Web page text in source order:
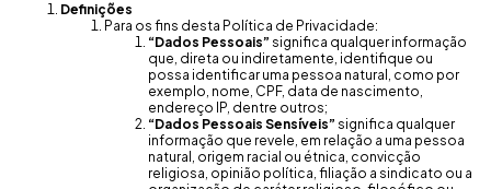
Definições
Para os fins desta Política de Privacidade:
“Dados Pessoais” significa qualquer informação
que, direta ou indiretamente, identifique ou
possa identificar uma pessoa natural, como por
exemplo, nome, CPF, data de nascimento,
endereço IP, dentre outros;
“Dados Pessoais Sensíveis” significa qualquer
informação que revele, em relação a uma pessoa
natural, origem racial ou étnica, convicção
religiosa, opinião política, filiação a sindicato ou a